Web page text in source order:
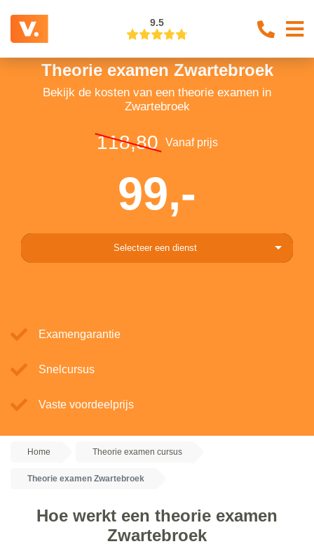
9.5
Theorie examen Zwartebroek
Bekijk de kosten van een theorie examen in
Zwartebroek
118,80 Vanaf prijs
99,-
Selecteer een dienst
Examengarantie
Snelcursus
Vaste voordeelprijs
Home Theorie examen cursus
Theorie examen Zwartebroek
Hoe werkt een theorie examen
Zwartebroek